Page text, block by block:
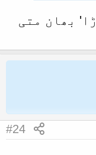
اس پر
طور سے
کے ساتھ
بھان متی
#24